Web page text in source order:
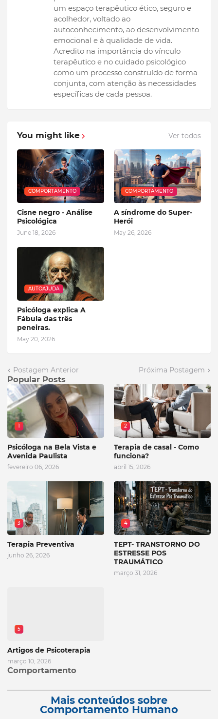
um espaço terapêutico ético, seguro e
acolhedor, voltado ao
autoconhecimento, ao desenvolvimento
emocional e à qualidade de vida.
Acredito na importância do vínculo
terapêutico e no cuidado psicológico
como um processo construído de forma
conjunta, com atenção às necessidades
específicas de cada pessoa.
You might like Ver todos
COMPORTAMENTO
Cisne negro - Análise
Psicológica
June 18, 2026
COMPORTAMENTO
A síndrome do Super-
Herói
May 26, 2026
AUTOAJUDA
Psicóloga explica A
Fábula das três
peneiras.
May 20, 2026
Postagem Anterior Próxima Postagem
Popular Posts
1
Psicóloga na Bela Vista e
Avenida Paulista
fevereiro 06, 2026
2
Terapia de casal - Como
funciona?
abril 15, 2026
3
Terapia Preventiva
junho 26, 2026
4
TEPT- TRANSTORNO DO
ESTRESSE POS
TRAUMÁTICO
março 31, 2026
5
Artigos de Psicoterapia
março 10, 2026
Comportamento
Mais conteúdos sobre
Comportamento Humano